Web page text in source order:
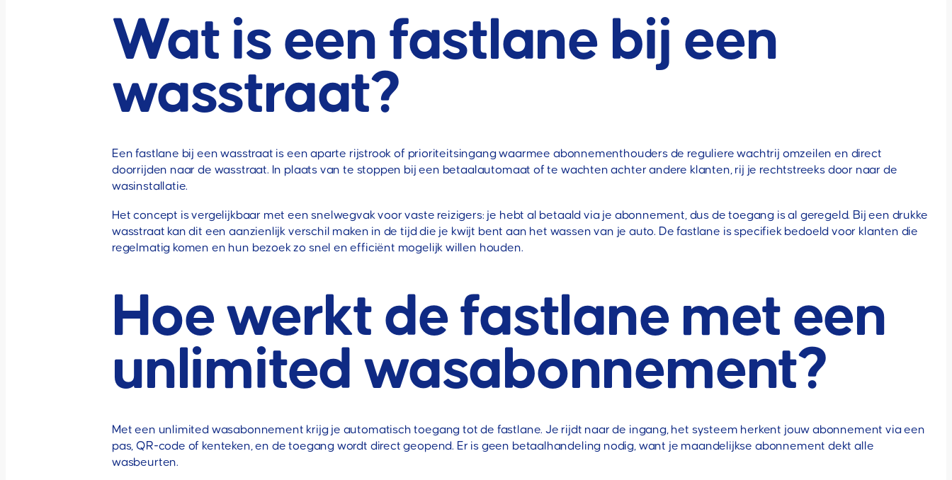
Wat is een fastlane bij een
wasstraat?
Een fastlane bij een wasstraat is een aparte rijstrook of prioriteitsingang waarmee abonnementhouders de reguliere wachtrij omzeilen en direct
doorrijden naar de wasstraat. In plaats van te stoppen bij een betaalautomaat of te wachten achter andere klanten, rij je rechtstreeks door naar de
wasinstallatie.
Het concept is vergelijkbaar met een snelwegvak voor vaste reizigers: je hebt al betaald via je abonnement, dus de toegang is al geregeld. Bij een drukke
wasstraat kan dit een aanzienlijk verschil maken in de tijd die je kwijt bent aan het wassen van je auto. De fastlane is specifiek bedoeld voor klanten die
regelmatig komen en hun bezoek zo snel en efficiënt mogelijk willen houden.
Hoe werkt de fastlane met een
unlimited wasabonnement?
Met een unlimited wasabonnement krijg je automatisch toegang tot de fastlane. Je rijdt naar de ingang, het systeem herkent jouw abonnement via een
pas, QR-code of kenteken, en de toegang wordt direct geopend. Er is geen betaalhandeling nodig, want je maandelijkse abonnement dekt alle
wasbeurten.